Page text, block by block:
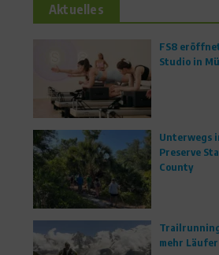
Aktuelles
FS8
Studio in
Unterwegs
Preserve
County
mehr